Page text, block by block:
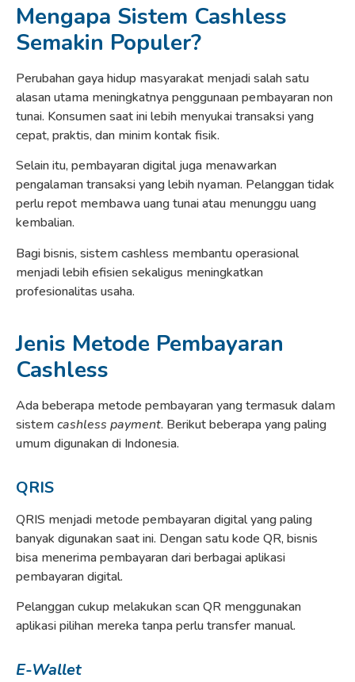
Mengapa Sistem Cashless
Semakin Populer?
Perubahan gaya hidup masyarakat menjadi salah satu
alasan utama meningkatnya penggunaan pembayaran non
tunai. Konsumen saat ini lebih menyukai transaksi yang
cepat, praktis, dan minim kontak fisik.
Selain itu, pembayaran digital juga menawarkan
pengalaman transaksi yang lebih nyaman. Pelanggan tidak
perlu repot membawa uang tunai atau menunggu uang
kembalian.
Bagi bisnis, sistem cashless membantu operasional
menjadi lebih efisien sekaligus meningkatkan
profesionalitas usaha.
Jenis Metode Pembayaran
Cashless
Ada beberapa metode pembayaran yang termasuk dalam
sistemcashless payment. Berikut beberapa yang paling
umum digunakan di Indonesia.
QRIS
QRIS menjadi metode pembayaran digital yang paling
banyak digunakan saat ini. Dengan satu kode QR, bisnis
bisa menerima pembayaran dari berbagai aplikasi
pembayaran digital.
Pelanggan cukup melakukan scan QR menggunakan
aplikasi pilihan mereka tanpa perlu transfer manual.
E-Wallet